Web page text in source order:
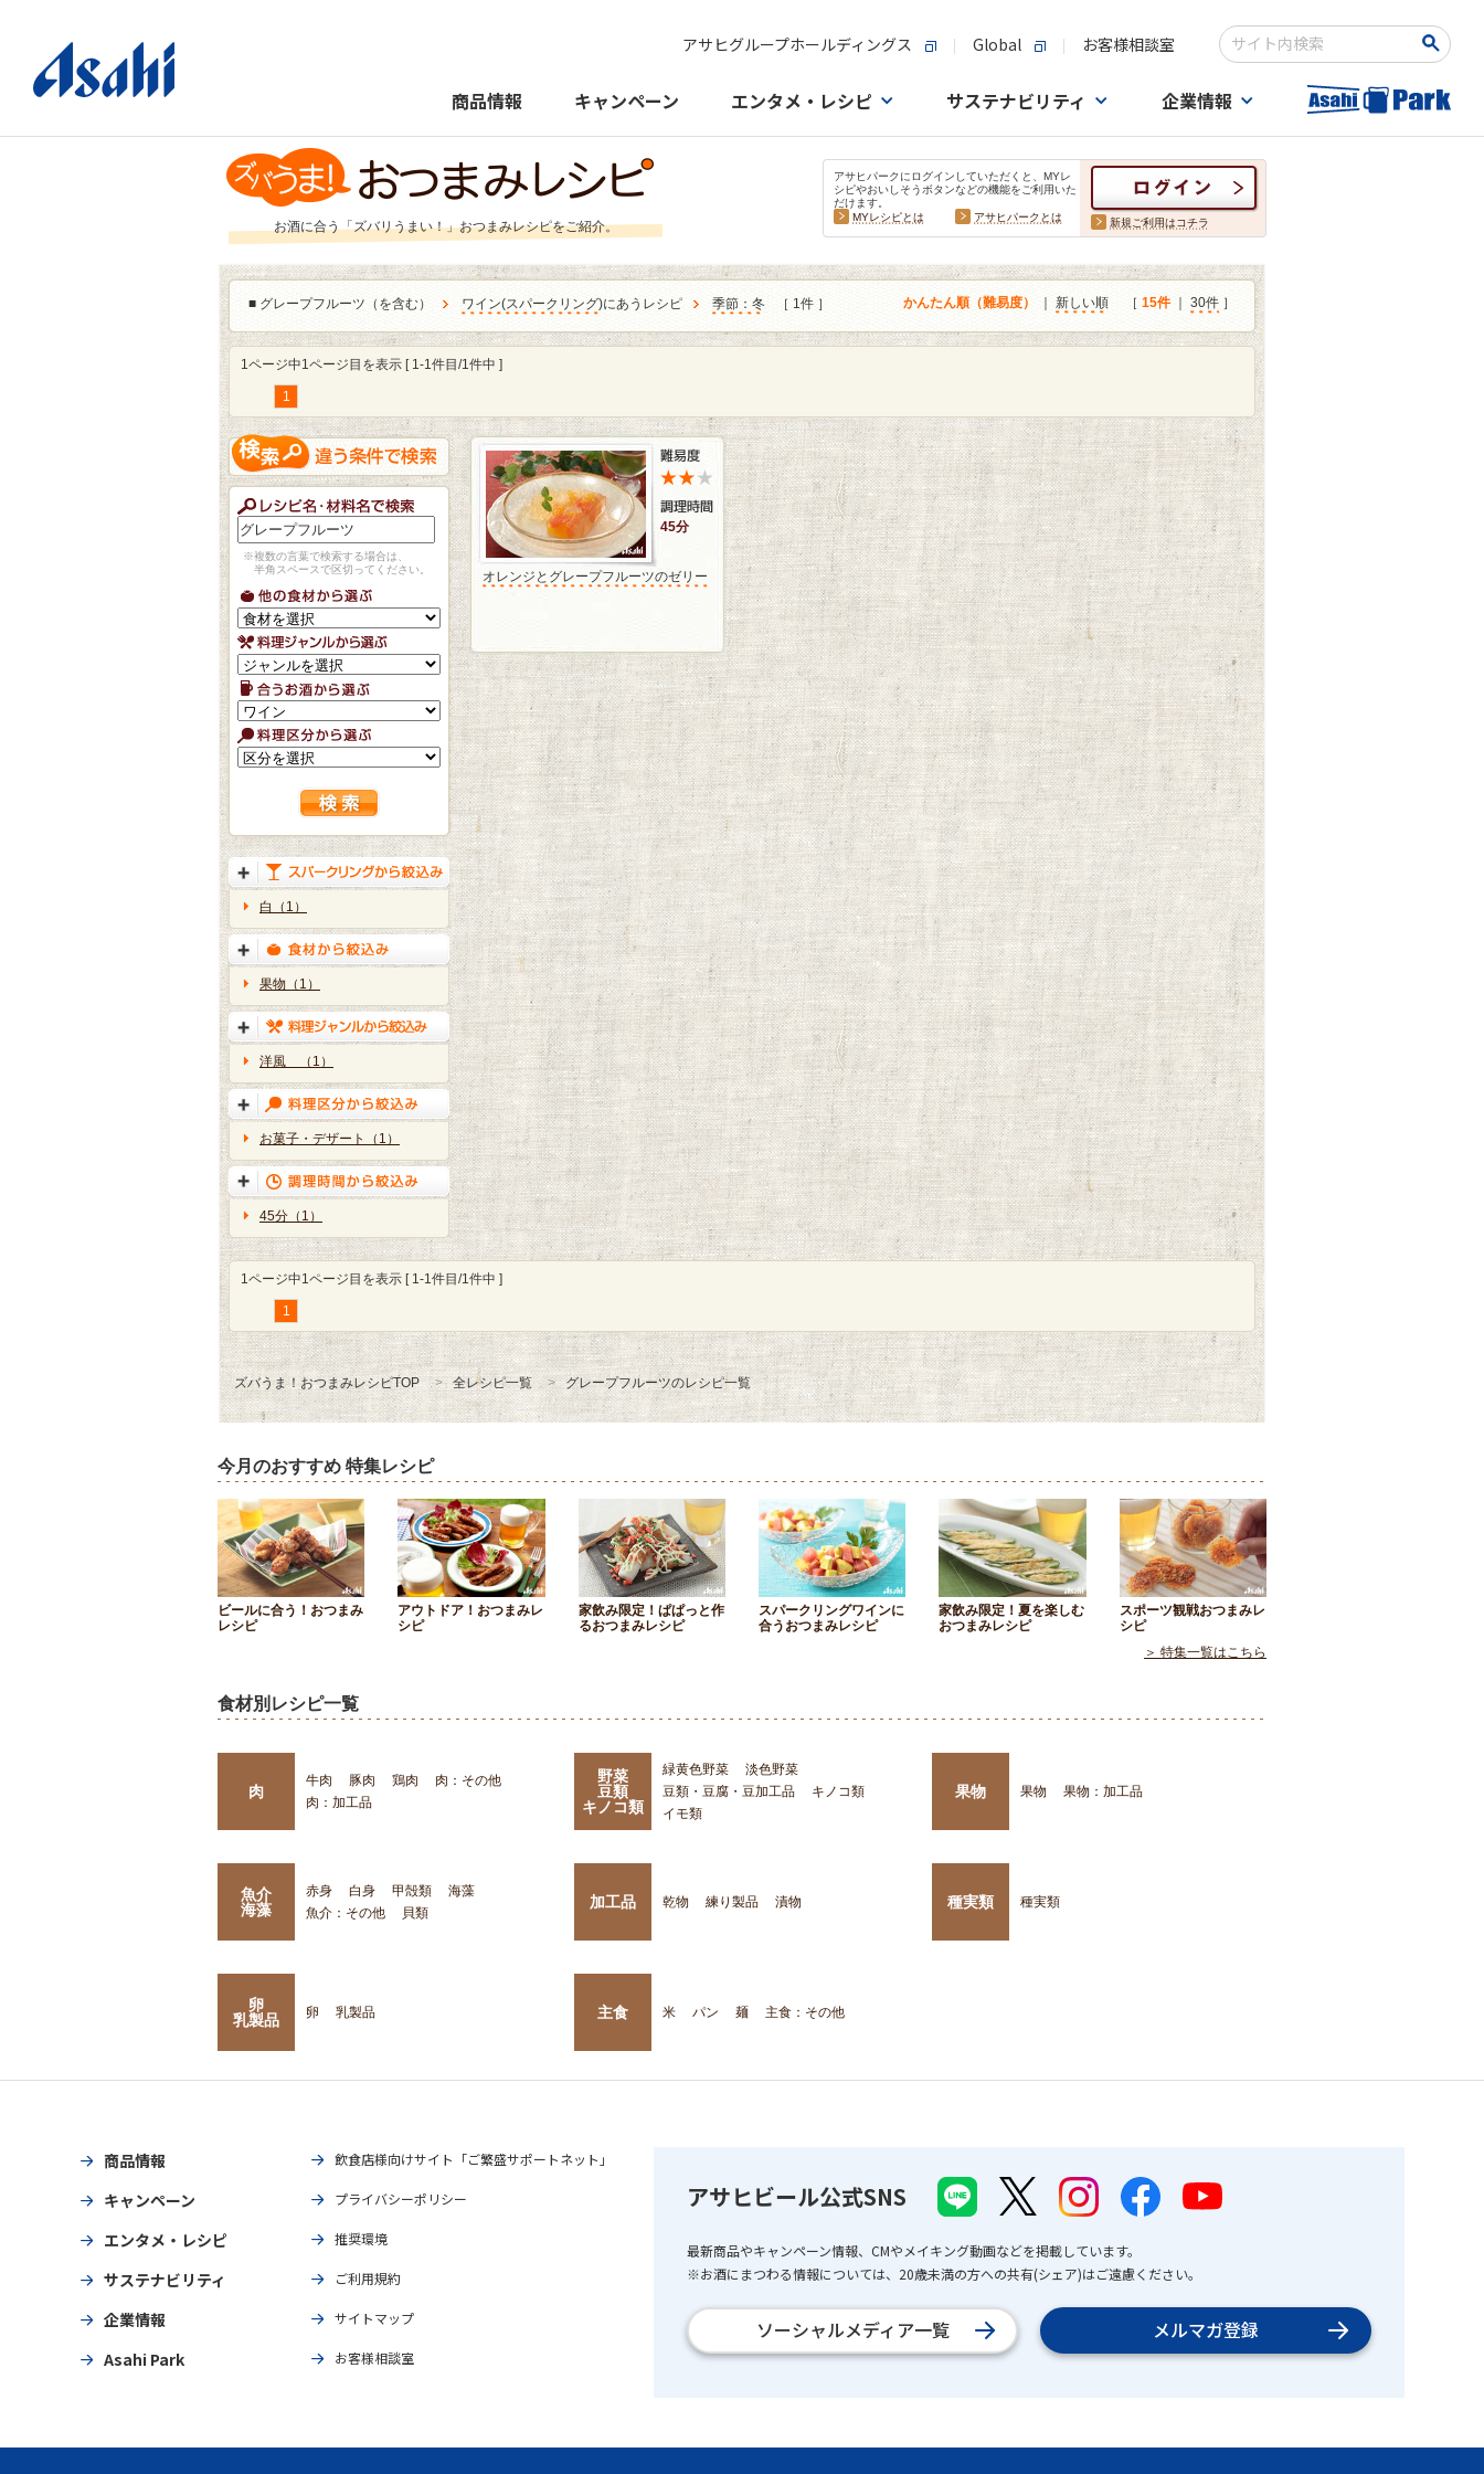
アサヒグループホールディングス Global お客様相談室
検索キーワード入力
商品情報 キャンペーン エンタメ・レシピ サステナビリティ 企業情報
お酒に合う「ズバリうまい！」おつまみレシピをご紹介。
アサヒパークにログインしていただくと、MYレ
シピやおいしそうボタンなどの機能をご利用いた
だけます。
MYレシピとは
アサヒパークとは 新規ご利用はコチラ
■ グレープフルーツ（を含む） ワイン(スパークリング)にあうレシピ 季節：冬 ［ 1件 ］ かんたん順（難易度） 新しい順 ［ 15件｜ 30件 ］
1ページ中1ページ目を表示 [ 1-1件目/1件中 ]
1
※複数の言葉で検索する場合は、
半角スペースで区切ってください。
白（1）
果物（1）
洋風 （1）
お菓子・デザート（1）
45分（1）
45分
オレンジとグレープフルーツのゼリー
1ページ中1ページ目を表示 [ 1-1件目/1件中 ]
1
ズバうま！おつまみレシピTOP 全レシピ一覧 グレープフルーツのレシピ一覧
今月のおすすめ 特集レシピ
ビールに合う！おつまみ
レシピ
アウトドア！おつまみレ
シピ
家飲み限定！ぱぱっと作
るおつまみレシピ
スパークリングワインに
合うおつまみレシピ
家飲み限定！夏を楽しむ
おつまみレシピ
スポーツ観戦おつまみレ
シピ
＞ 特集一覧はこちら
食材別レシピ一覧
肉
牛肉 豚肉 鶏肉
肉：その他
肉：加工品
野菜
豆類
キノコ類
緑黄色野菜
淡色野菜
豆類・豆腐・豆加工品
キノコ類
イモ類
果物 果物 果物：加工品
魚介
海藻
赤身 白身 甲殻類
海藻
魚介：その他
貝類
加工品 乾物 練り製品 漬物 種実類 種実類
卵
乳製品
卵 乳製品 主食 米 パン 麺 主食：その他
商品情報
キャンペーン
エンタメ・レシピ
サステナビリティ
企業情報
Asahi Park
飲食店様向けサイト「ご繁盛サポートネット」
プライバシーポリシー
推奨環境
ご利用規約
サイトマップ
お客様相談室
アサヒビール公式SNS
最新商品やキャンペーン情報、CMやメイキング動画などを掲載しています。
※お酒にまつわる情報については、20歳未満の方への共有(シェア)はご遠慮ください。
ソーシャルメディア一覧 メルマガ登録